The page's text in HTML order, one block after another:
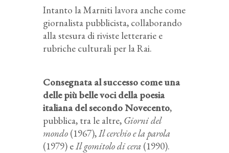
Intanto la Marniti lavora anche come
giornalista pubblicista, collaborando
alla stesura di riviste letterarie e
rubriche culturali per la Rai.
Consegnata al successo come una
delle più belle voci della poesia
italiana del secondo Novecento,
pubblica, tra le altre, Giorni del
mondo (1967),Il cerchio e la parola
(1979) eIl gomitolo di cera (1990).